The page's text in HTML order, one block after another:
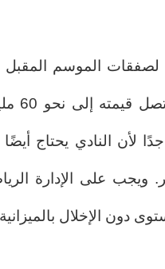
لصفقات الموسم المقبل
أعطى الضوء الأخضر
لأن النادي يحتاج أيضًا
على الإدارة
دون الإخلال